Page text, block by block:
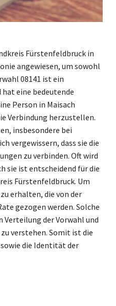
Fürstenfeldbruck in
angewiesen, um sowohl
08141 ist ein
eine bedeutende
Person in Maisach
Verbindung herzustellen.
insbesondere bei
vergewissern, dass sie die
zu verbinden. Oft wird
sie ist entscheidend für die
Fürstenfeldbruck. Um
erhalten, die von der
gezogen werden. Solche
der Vorwahl und
verstehen. Somit ist die
die Identität der